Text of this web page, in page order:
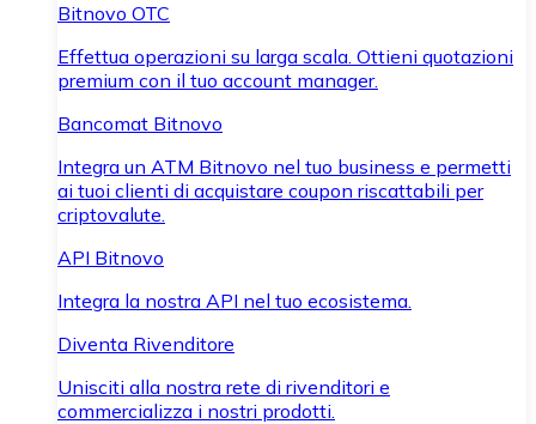
Bitnovo OTC
Effettua operazioni su larga scala. Ottieni quotazioni
premium con il tuo account manager.
Bancomat Bitnovo
Integra un ATM Bitnovo nel tuo business e permetti
ai tuoi clienti di acquistare coupon riscattabili per
criptovalute.
API Bitnovo
Integra la nostra API nel tuo ecosistema.
Diventa Rivenditore
Unisciti alla nostra rete di rivenditori e
commercializza i nostri prodotti.